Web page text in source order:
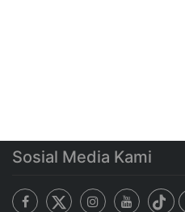
Sosial Media Kami